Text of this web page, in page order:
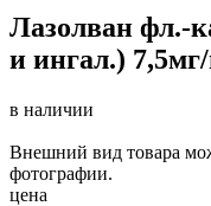
Лазолван фл.-
и ингал.)
в наличии
Внешний вид товара
фотографии.
цена